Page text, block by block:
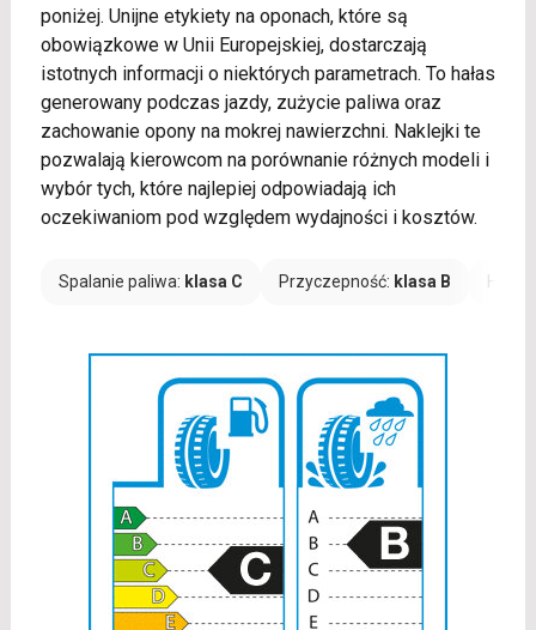
poniżej. Unijne etykiety na oponach, które są
obowiązkowe w Unii Europejskiej, dostarczają
istotnych informacji o niektórych parametrach. To hałas
generowany podczas jazdy, zużycie paliwa oraz
zachowanie opony na mokrej nawierzchni. Naklejki te
pozwalają kierowcom na porównanie różnych modeli i
wybór tych, które najlepiej odpowiadają ich
oczekiwaniom pod względem wydajności i kosztów.
Spalanie paliwa: klasa C Przyczepność: klasa B